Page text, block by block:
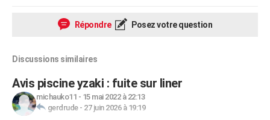
Répondre Posez votre question
Discussions similaires
Avis piscine yzaki : fuite sur liner
michauko11 - 15 mai 2022 à 22:13
gerdrude- 27 juin 2026 à 19:19